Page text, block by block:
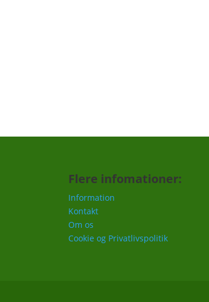
Flere infomationer:
Information
Kontakt
Om os
Cookie og Privatlivspolitik